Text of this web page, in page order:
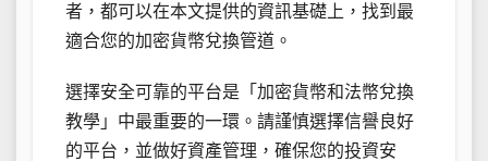
者，都可以在本文提供的資訊基礎上，找到最
適合您的加密貨幣兌換管道。
選擇安全可靠的平台是「加密貨幣和法幣兌換
教學」中最重要的一環。請謹慎選擇信譽良好
的平台，並做好資產管理，確保您的投資安